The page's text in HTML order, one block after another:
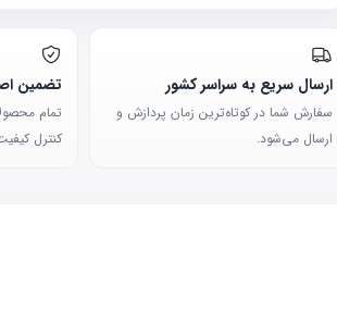
ارسال سریع به سراسر کشور
سفارش شما در کوتاه‌ترین زمان پردازش و
ارسال می‌شود.
تضمین
تمام
کنترل